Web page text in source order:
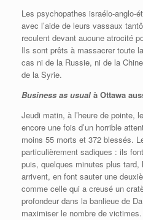
Les psychopathes israélo-anglo-
avec l’aide de leurs vassaux
reculent devant aucune atrocité
Ils sont prêts à massacrer toute
cas ni de la Russie, ni de la
de la Syrie.
Business as usual à Ottawa
Jeudi matin, à l’heure de pointe,
encore une fois d’un horrible
moins 55 morts et 372 blessés.
particulièrement sadiques : ils
puis, quelques minutes plus tard,
arrivent, en font sauter une
comme celle qui a creusé un
profondeur dans la banlieue de
maximiser le nombre de victimes.